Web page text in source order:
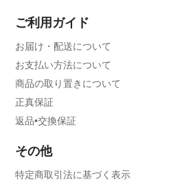
ご利用ガイド
お届け・配送について
お支払い方法について
商品の取り置きについて
正真保証
返品•交換保証
その他
特定商取引法に基づく表示